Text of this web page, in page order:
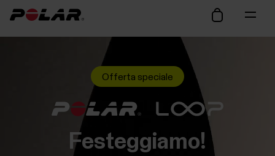
Offerta speciale
Festeggiamo!